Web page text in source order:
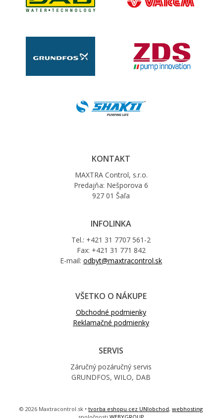
KONTAKT
MAXTRA Control, s.r.o.
Predajňa: Nešporova 6
927 01 Šaľa
INFOLINKA
Tel.: +421 31 7707 561-2
Fax: +421 31 771 842
E-mail: odbyt@maxtracontrol.sk
VŠETKO O NÁKUPE
Obchodné podmienky
Reklamačné podmienky
SERVIS
Záručný pozáručný servis
GRUNDFOS, WILO, DAB
© 2026 Maxtracontrol.sk • tvorba eshopu cez UNIobchod, webhosting